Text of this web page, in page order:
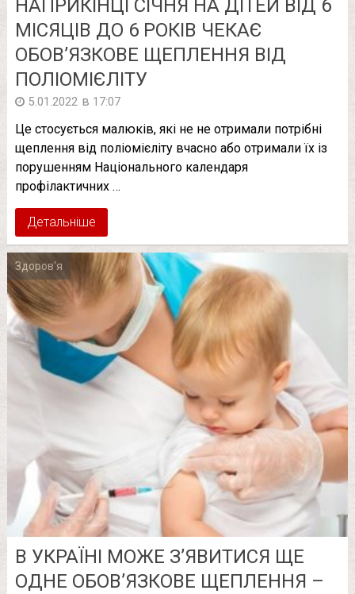
НАПРИКІНЦІ СІЧНЯ НА ДІТЕЙ ВІД 6
МІСЯЦІВ ДО 6 РОКІВ ЧЕКАЄ
ОБОВ’ЯЗКОВЕ ЩЕПЛЕННЯ ВІД
ПОЛІОМІЄЛІТУ
5.01.2022 в 17:07
Це стосується малюків, які не не отримали потрібні
щеплення від поліомієліту вчасно або отримали їх із
порушенням Національного календаря
профілактичних …
Детальніше
Здоров'я
В УКРАЇНІ МОЖЕ З’ЯВИТИСЯ ЩЕ
ОДНЕ ОБОВ’ЯЗКОВЕ ЩЕПЛЕННЯ –